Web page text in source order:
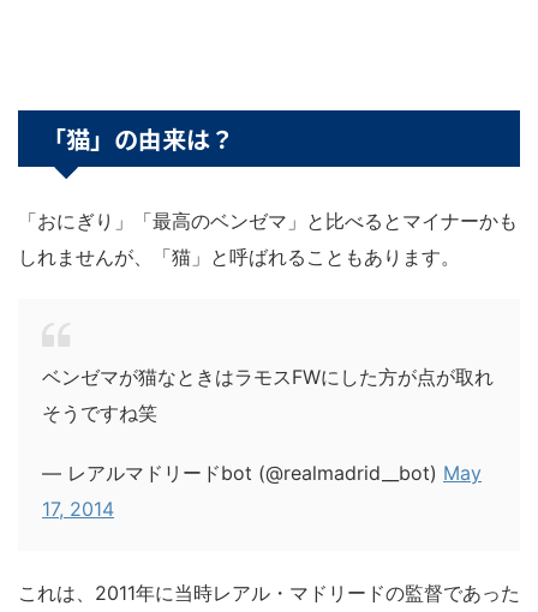
「猫」の由来は？
「おにぎり」「最高のベンゼマ」と比べるとマイナーかも
しれませんが、「猫」と呼ばれることもあります。
ベンゼマが猫なときはラモスFWにした方が点が取れ
そうですね笑
— レアルマドリードbot (@realmadrid__bot) May
17, 2014
これは、2011年に当時レアル・マドリードの監督であった